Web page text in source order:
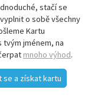
stačí se
o sobě všechny
Kartu
jménem, na
mnoho výhod.
a získat kartu